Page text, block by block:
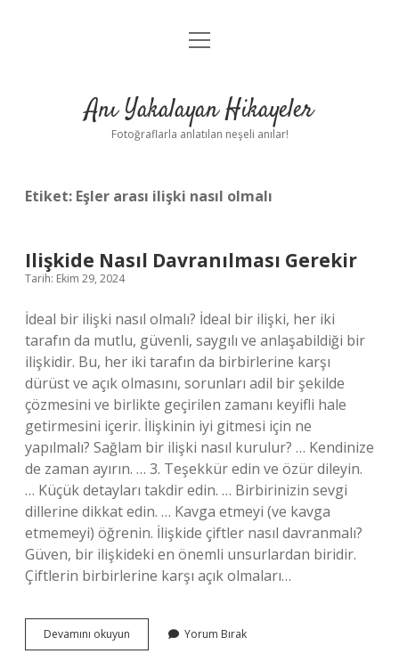
Anasayfa
Yasal Uyarı
menüyü
Anı Yakalayan Hikayeler
Fotoğraflarla anlatılan neşeli anılar!
Etiket: Eşler arası ilişki nasıl olmalı
Ilişkide Nasıl Davranılması Gerekir
Tarih: Ekim 29, 2024
İdeal bir ilişki nasıl olmalı? İdeal bir ilişki, her iki
tarafın da mutlu, güvenli, saygılı ve anlaşabildiği bir
ilişkidir. Bu, her iki tarafın da birbirlerine karşı
dürüst ve açık olmasını, sorunları adil bir şekilde
çözmesini ve birlikte geçirilen zamanı keyifli hale
getirmesini içerir. İlişkinin iyi gitmesi için ne
yapılmalı? Sağlam bir ilişki nasıl kurulur? … Kendinize
de zaman ayırın. … 3. Teşekkür edin ve özür dileyin.
… Küçük detayları takdir edin. … Birbirinizin sevgi
dillerine dikkat edin. … Kavga etmeyi (ve kavga
etmemeyi) öğrenin. İlişkide çiftler nasıl davranmalı?
Güven, bir ilişkideki en önemli unsurlardan biridir.
Çiftlerin birbirlerine karşı açık olmaları…
Devamını okuyun
Nasıl
Yorum Bırak